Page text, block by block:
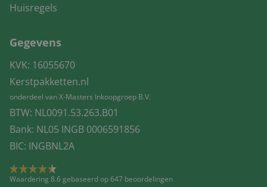
Huisregels
Gegevens
KVK: 16055670
Kerstpakketten.nl
onderdeel van X-Masters Inkoopgroep B.V.
BTW: NL0091.53.263.B01
Bank: NL05 INGB 0006591856
BIC: INGBNL2A
Waardering 8.6 gebaseerd op 647 beoordelingen